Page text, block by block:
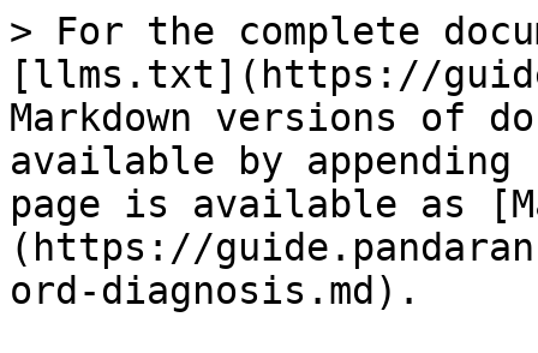
> For the complete
[llms.txt](https://
Markdown versions of
available by
page is available as
(https://
ord-diagnosis.md).